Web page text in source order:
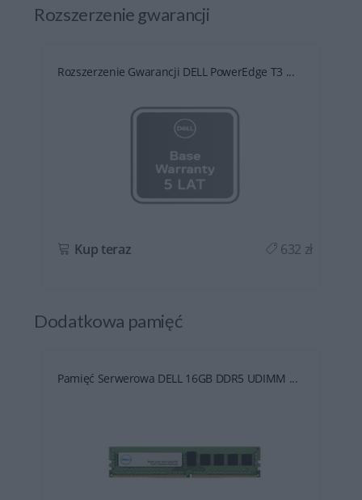
Rozszerzenie gwarancji
Rozszerzenie Gwarancji DELL PowerEdge T3 ...
Kup teraz 632 zł
Dodatkowa pamięć
Pamięć Serwerowa DELL 16GB DDR5 UDIMM ...